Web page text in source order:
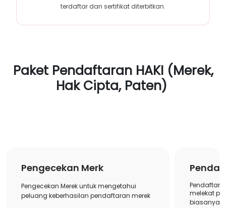
terdaftar dan sertifikat diterbitkan.
Paket Pendaftaran HAKI (Merek,
Hak Cipta, Paten)
Pengecekan Merk
Pengecekan Merek untuk mengetahui
peluang keberhasilan pendaftaran merek
melekat
biasanya